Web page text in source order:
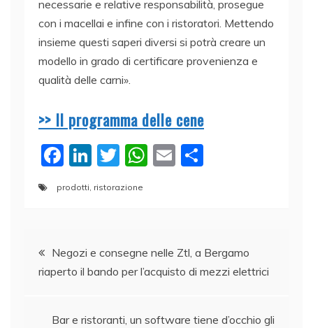
necessarie e relative responsabilità, prosegue
con i macellai e infine con i ristoratori. Mettendo
insieme questi saperi diversi si potrà creare un
modello in grado di certificare provenienza e
qualità delle carni».
>> Il programma delle cene
F
a
b
o
k
Li
n
dI
n
T
w
W
A
p
E
vi
di
prodotti, ristorazione
Navigazione
articoli
Negozi e consegne nelle Ztl, a Bergamo
riaperto il bando per l’acquisto di mezzi elettrici
Bar e ristoranti, un software tiene d’occhio gli